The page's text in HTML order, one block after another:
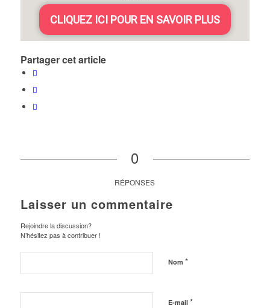
CLIQUEZ ICI POUR EN SAVOIR PLUS
Partager cet article
0
RÉPONSES
Laisser un commentaire
Rejoindre la discussion?
N’hésitez pas à contribuer !
Nom *
E-mail *